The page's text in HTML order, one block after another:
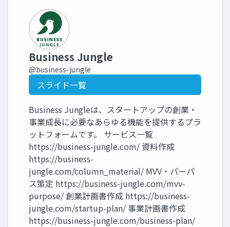
Business Jungle
@business-jungle
スライド一覧
Business Jungleは、スタートアップの創業・
事業成長に必要なあらゆる機能を提供するプラ
ットフォームです。 サービス一覧
https://business-jungle.com/ 資料作成
https://business-
jungle.com/column_material/ MVV・パーパ
ス策定 https://business-jungle.com/mvv-
purpose/ 創業計画書作成 https://business-
jungle.com/startup-plan/ 事業計画書作成
https://business-jungle.com/business-plan/